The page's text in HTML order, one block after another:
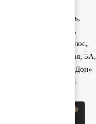
Ростовская область,
Аксайский район,
поселок Красный Колос,
улица Производственная, 5А,
1040 км трассы М-4 «Дон»
8 (800) 222-60-05